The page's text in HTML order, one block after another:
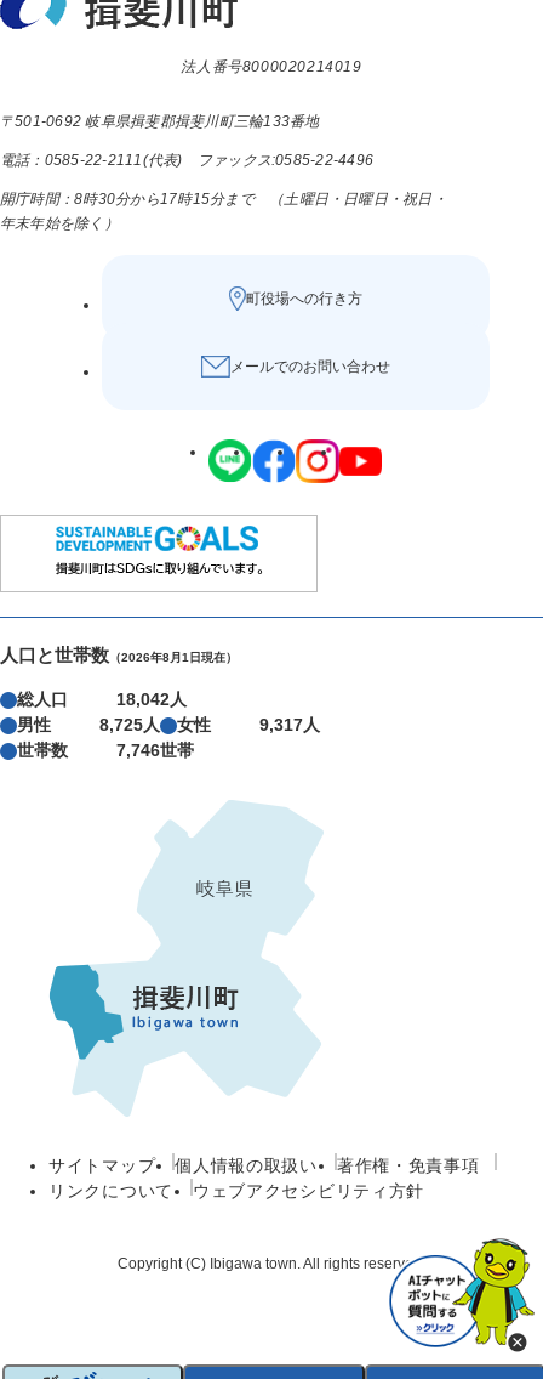
法人番号8000020214019
〒501-0692 岐阜県揖斐郡揖斐川町三輪133番地
電話：0585-22-2111(代表) ファックス:0585-22-4496
開庁時間：8時30分から17時15分まで （土曜日・日曜日・祝日・
年末年始を除く）
町役場への行き方
メールでのお問い合わせ
人口と世帯数 （2026年8月1日現在）
総人口
18,042人
男性
8,725人 女性
9,317人
世帯数
7,746世帯
サイトマップ 個人情報の取扱い
著作権・免責事項
リンクについて
ウェブアクセシビリティ方針
Copyright (C) Ibigawa town. All rights reserved.